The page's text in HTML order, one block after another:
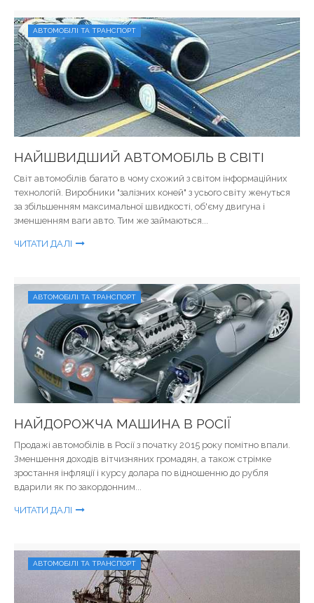
АВТОМОБІЛІ ТА ТРАНСПОРТ
НАЙШВИДШИЙ АВТОМОБІЛЬ В СВІТІ
Світ автомобілів багато в чому схожий з світом інформаційних
технологій. Виробники "залізних коней" з усього світу женуться
за збільшенням максимальної швидкості, об'єму двигуна і
зменшенням ваги авто. Тим же займаються...
ЧИТАТИ ДАЛІ
АВТОМОБІЛІ ТА ТРАНСПОРТ
НАЙДОРОЖЧА МАШИНА В РОСІЇ
Продажі автомобілів в Росії з початку 2015 року помітно впали.
Зменшення доходів вітчизняних громадян, а також стрімке
зростання інфляції і курсу долара по відношенню до рубля
вдарили як по закордонним...
ЧИТАТИ ДАЛІ
АВТОМОБІЛІ ТА ТРАНСПОРТ